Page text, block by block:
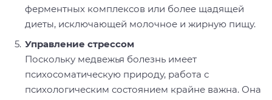
ферментных комплексов или более щадящей
диеты, исключающей молочное и жирную пищу.
Управление стрессом
Поскольку медвежья болезнь имеет
психосоматическую природу, работа с
психологическим состоянием крайне важна. Она